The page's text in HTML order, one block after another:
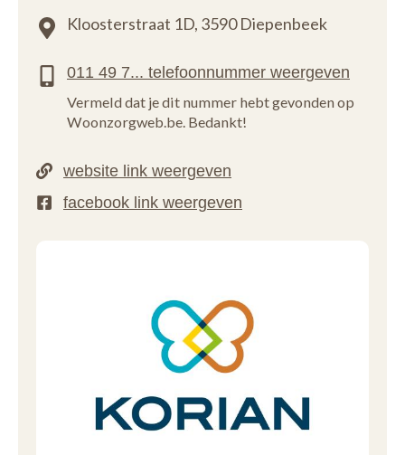
Kloosterstraat 1D, 3590 Diepenbeek
Vermeld dat je dit nummer hebt gevonden op
Woonzorgweb.be. Bedankt!